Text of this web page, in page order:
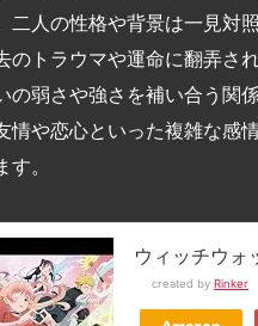
二人の性格や背景は一見対
のトラウマや運命に翻弄さ
の弱さや強さを補い合う関
情や恋心といった複雑な感
。
ウィッチウォ
created by Rinker